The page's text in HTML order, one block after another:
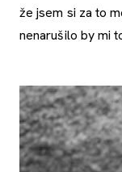
že jsem si za to
nenarušilo by mi